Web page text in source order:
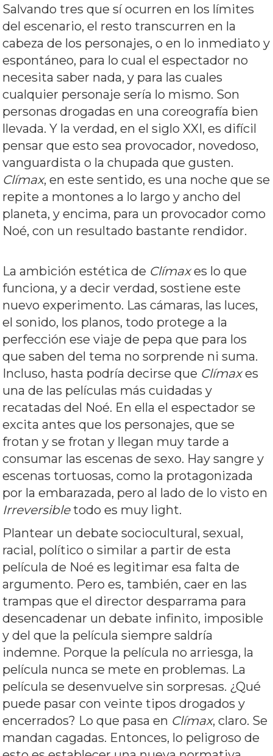
Salvando tres que sí ocurren en los límites
del escenario, el resto transcurren en la
cabeza de los personajes, o en lo inmediato y
espontáneo, para lo cual el espectador no
necesita saber nada, y para las cuales
cualquier personaje sería lo mismo. Son
personas drogadas en una coreografía bien
llevada. Y la verdad, en el siglo XXI, es difícil
pensar que esto sea provocador, novedoso,
vanguardista o la chupada que gusten.
Clímax, en este sentido, es una noche que se
repite a montones a lo largo y ancho del
planeta, y encima, para un provocador como
Noé, con un resultado bastante rendidor.
La ambición estética de Clímaxes lo que
funciona, y a decir verdad, sostiene este
nuevo experimento. Las cámaras, las luces,
el sonido, los planos, todo protege a la
perfección ese viaje de pepa que para los
que saben del tema no sorprende ni suma.
Incluso, hasta podría decirse que Clímaxes
una de las películas más cuidadas y
recatadas del Noé. En ella el espectador se
excita antes que los personajes, que se
frotan y se frotan y llegan muy tarde a
consumar las escenas de sexo. Hay sangre y
escenas tortuosas, como la protagonizada
por la embarazada, pero al lado de lo visto en
Irreversibletodo es muy light.
Plantear un debate sociocultural, sexual,
racial, político o similar a partir de esta
película de Noé es legitimar esa falta de
argumento. Pero es, también, caer en las
trampas que el director desparrama para
desencadenar un debate infinito, imposible
y del que la película siempre saldría
indemne. Porque la película no arriesga, la
película nunca se mete en problemas. La
película se desenvuelve sin sorpresas. ¿Qué
puede pasar con veinte tipos drogados y
encerrados? Lo que pasa en Clímax, claro. Se
mandan cagadas. Entonces, lo peligroso de